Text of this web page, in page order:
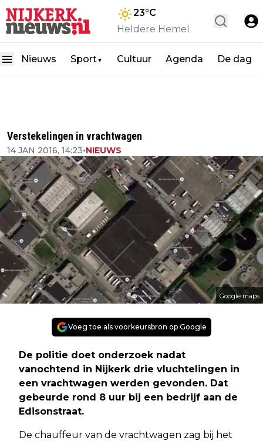
23°C
Heldere Hemel
Nieuws Sport▼ Cultuur Agenda De dag
Verstekelingen in vrachtwagen
14 JAN 2016, 14:23•NIEUWS
Google maps
Voeg toe als voorkeursbron op Google
De politie doet onderzoek nadat
vanochtend in Nijkerk drie vluchtelingen in
een vrachtwagen werden gevonden. Dat
gebeurde rond 8 uur bij een bedrijf aan de
Edisonstraat.
De chauffeur van de vrachtwagen zag bij het